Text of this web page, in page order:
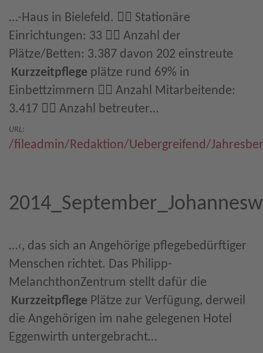
…-Haus in Bielefeld.  Stationäre
Einrichtungen: 33  Anzahl der
Plätze/Betten: 3.387 davon 202 einstreute
Kurzzeitpflege plätze rund 69% in
Einbettzimmern  Anzahl Mitarbeitende:
3.417  Anzahl betreuter…
URL:
/fileadmin/Redaktion/Uebergreifend/
…‹, das sich an Angehörige pflegebedürftiger
Menschen richtet. Das Philipp-
MelanchthonZentrum stellt dafür die
Kurzzeitpflege Plätze zur Verfügung, derweil
die Angehörigen im nahe gelegenen Hotel
Eggenwirth untergebracht…